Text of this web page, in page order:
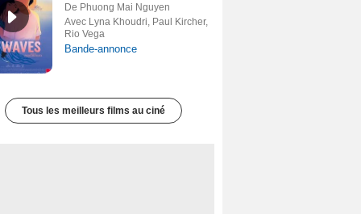
De Phuong Mai Nguyen
Avec Lyna Khoudri, Paul Kircher,
Rio Vega
Bande-annonce
Tous les meilleurs films au ciné